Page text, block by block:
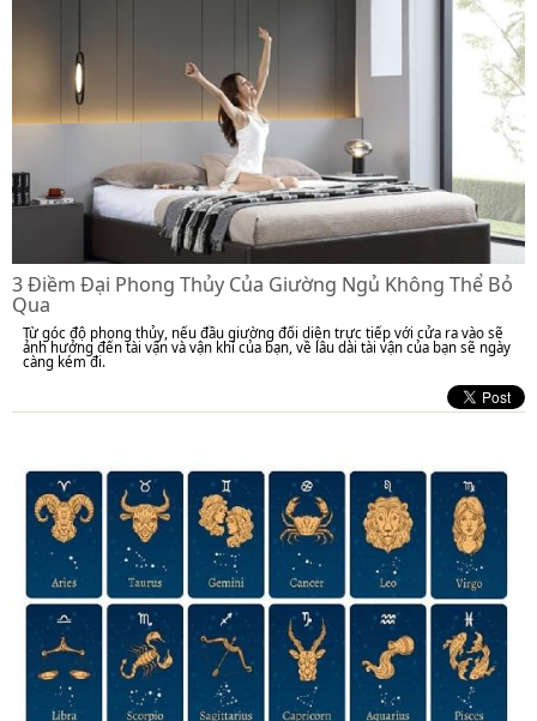
3 Điềm Đại Phong Thủy Của Giường Ngủ Không Thể Bỏ
Qua
Từ góc độ phong thủy, nếu đầu giường đối diện trực tiếp với cửa ra vào sẽ
ảnh hưởng đến tài vận và vận khí của bạn, về lâu dài tài vận của bạn sẽ ngày
càng kém đi.